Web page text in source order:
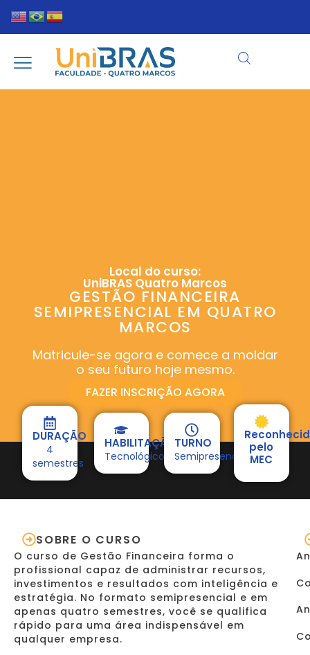
Local do curso:
UniBRAS Quatro Marcos
GESTÃO FINANCEIRA
SEMIPRESENCIAL EM QUATRO
MARCOS
Matricule-se agora e comece a moldar
o seu futuro hoje mesmo.
FAZER INSCRIÇÃO AGORA
DURAÇÃO
4
semestres
HABILITAÇÃO
Tecnológico
TURNO
Semipresencial
pelo
MEC
SOBRE O CURSO
O curso de Gestão Financeira forma o
profissional capaz de administrar recursos,
investimentos e resultados com inteligência e
estratégia. No formato semipresencial e em
apenas quatro semestres, você se qualifica
rápido para uma área indispensável em
qualquer empresa.